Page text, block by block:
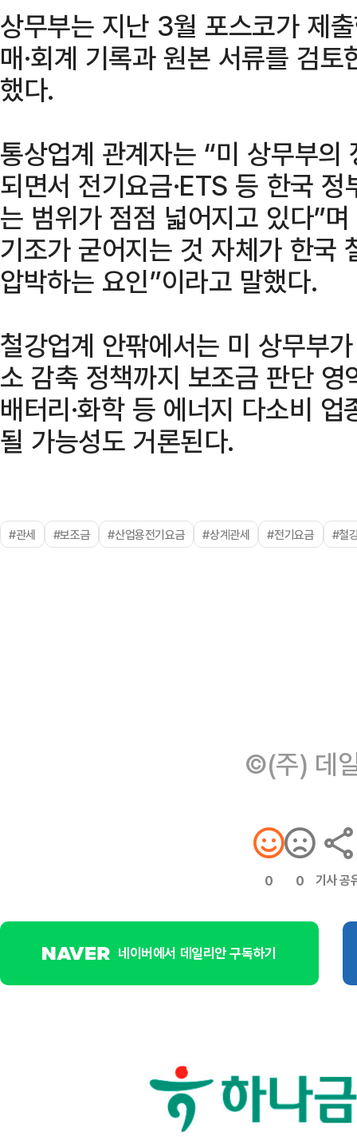
상무부는 지난 3월 포스코가 제
매·회계 기록과 원본 서류를 검
했다.
통상업계 관계자는 “미 상무부
되면서 전기요금·ETS 등 한국
는 범위가 점점 넓어지고 있다”
기조가 굳어지는 것 자체가 한국
압박하는 요인”이라고 말했다.
철강업계 안팎에서는 미 상무부
소 감축 정책까지 보조금 판단
배터리·화학 등 에너지 다소비
될 가능성도 거론된다.
#관세 #보조금 #산업용전기요금 #상계관세 #전기요금 #철
©(주) 데
0 0 기사 공
네이버에서 데일리안 구독하기